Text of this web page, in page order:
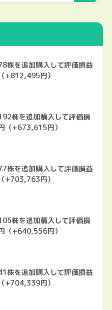
株を追加購入して評価損益
+812,495円）
株を追加購入して評価損
（+673,615円）
株を追加購入して評価損益
+703,763円）
株を追加購入して評価損
（+640,556円）
株を追加購入して評価損益
+704,339円）